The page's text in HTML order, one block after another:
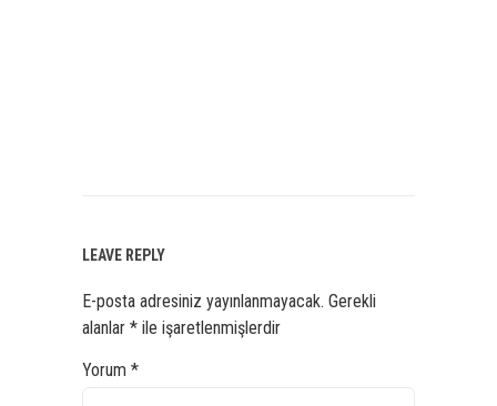
LEAVE REPLY
E-posta adresiniz yayınlanmayacak. Gerekli
alanlar * ile işaretlenmişlerdir
Yorum *